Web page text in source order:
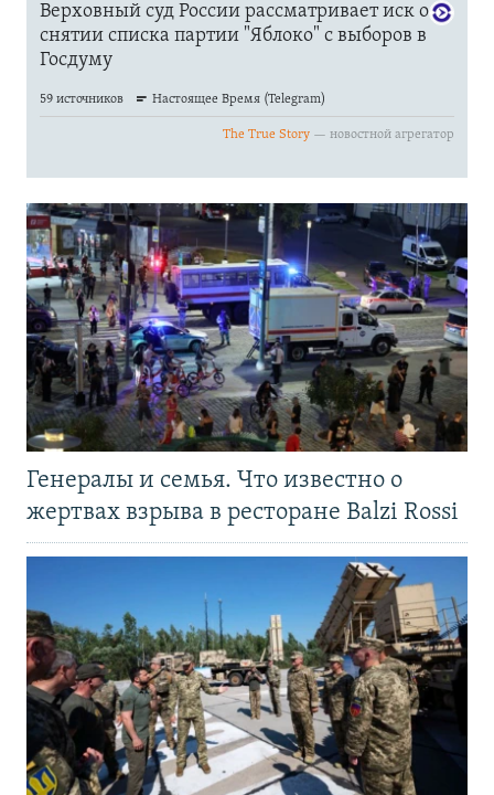
Генералы и семья. Что известно о
жертвах взрыва в ресторане Balzi Rossi